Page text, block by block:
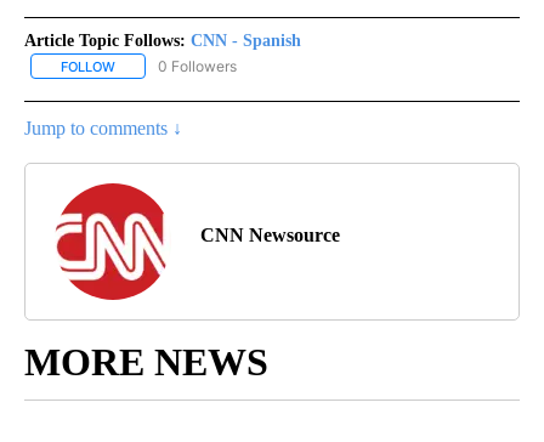
Article Topic Follows: CNN - Spanish
FOLLOW FOLLOW "CNN - SPANISH" TO RECEIVE NOTIFICATIONS ABOUT
0 Followers
Jump to comments ↓
CNN Newsource
MORE NEWS